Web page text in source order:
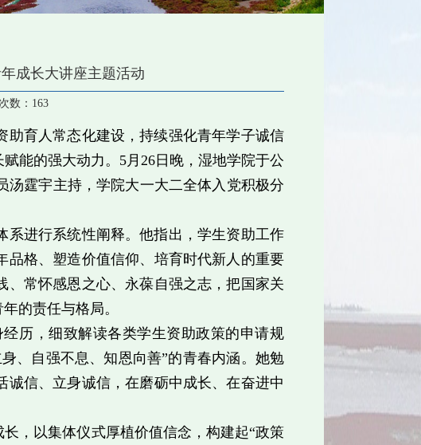
成长大讲座主题活动
数： 163
助育人常态化建设，持续强化青年学子诚信
能的强大动力。5月26日晚，湿地学院于公
汤霆宇主持，学院大一大二全体入党积极分
进行系统性阐释。他指出，学生资助工作
品格、塑造价值信仰、培育时代新人的重要
常怀感恩之心、永葆自强之志，把国家关
的责任与格局。
历，细致解读各类学生资助政策的申请规
、自强不息、知恩向善”的青春内涵。她勉
信、立身诚信，在磨砺中成长、在奋进中
，以集体仪式厚植价值信念，构建起“政策